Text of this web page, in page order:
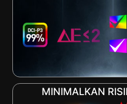
MINIMALKAN